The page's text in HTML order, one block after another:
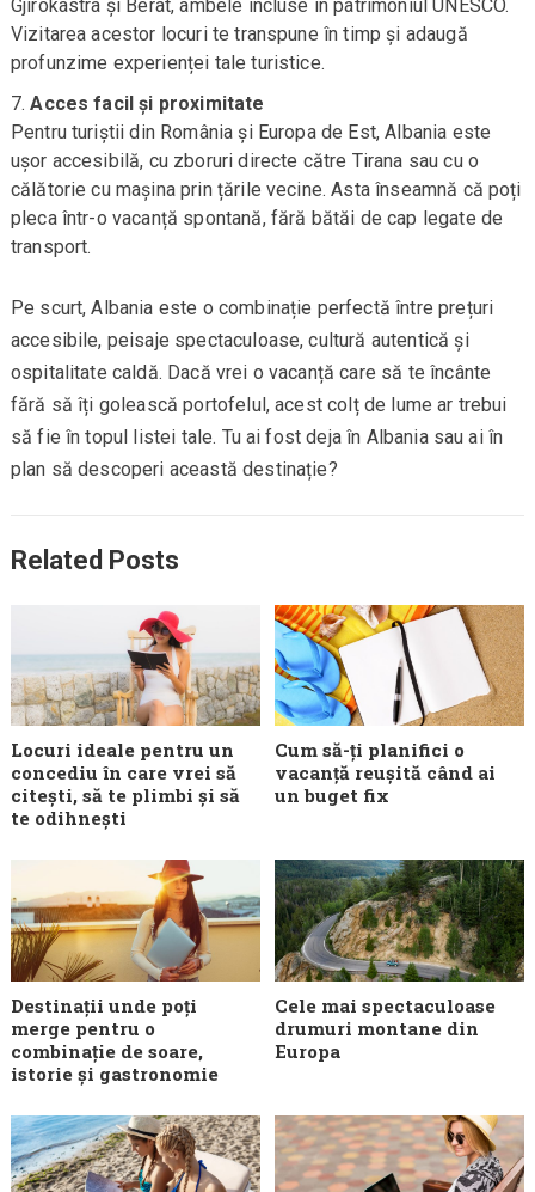
Gjirokastra și Berat, ambele incluse în patrimoniul UNESCO.
Vizitarea acestor locuri te transpune în timp și adaugă
profunzime experienței tale turistice.
Acces facil și proximitate
Pentru turiștii din România și Europa de Est, Albania este
ușor accesibilă, cu zboruri directe către Tirana sau cu o
călătorie cu mașina prin țările vecine. Asta înseamnă că poți
pleca într-o vacanță spontană, fără bătăi de cap legate de
transport.
Pe scurt, Albania este o combinație perfectă între prețuri
accesibile, peisaje spectaculoase, cultură autentică și
ospitalitate caldă. Dacă vrei o vacanță care să te încânte
fără să îți golească portofelul, acest colț de lume ar trebui
să fie în topul listei tale. Tu ai fost deja în Albania sau ai în
plan să descoperi această destinație?
Related Posts
Locuri ideale pentru un
concediu în care vrei să
citești, să te plimbi și să
te odihnești
Cum să-ți planifici o
vacanță reușită când ai
un buget fix
Destinații unde poți
merge pentru o
combinație de soare,
istorie și gastronomie
Cele mai spectaculoase
drumuri montane din
Europa